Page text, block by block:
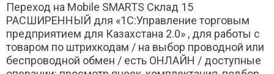
Переход на Mobile SMARTS Склад 15
РАСШИРЕННЫЙ для «1С:Управление торговым
предприятием для Казахстана 2.0» , для работы с
товаром по штрихкодам / на выбор проводной или
беспроводной обмен / есть ОНЛАЙН / доступные